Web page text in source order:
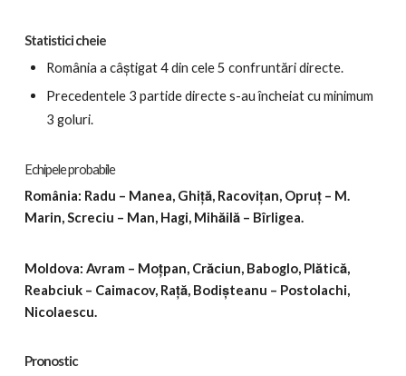
Statistici cheie
România a câștigat 4 din cele 5 confruntări directe.
Precedentele 3 partide directe s-au încheiat cu minimum
3 goluri.
Echipele probabile
România: Radu – Manea, Ghiță, Racovițan, Opruț – M.
Marin, Screciu – Man, Hagi, Mihăilă – Bîrligea.
Moldova: Avram – Moțpan, Crăciun, Baboglo, Plătică,
Reabciuk – Caimacov, Rață, Bodișteanu – Postolachi,
Nicolaescu.
Pronostic